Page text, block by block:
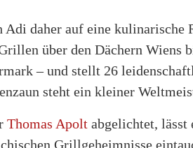
daher auf eine kulinarische
über den Dächern Wiens
– und stellt 26
steht ein kleiner
Thomas Apolt abgelichtet, lässt
Grillgeheimnisse